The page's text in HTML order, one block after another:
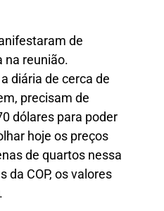
de
na reunião.
diária de cerca de
precisam de
dólares para poder
hoje os preços
de quartos nessa
da COP, os valores